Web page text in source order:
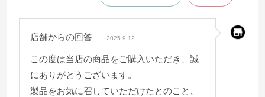
店舗からの回答 2025.9.12
この度は当店の商品をご購入いただき、誠
にありがとうございます。
製品をお気に召していただけたとのこと、